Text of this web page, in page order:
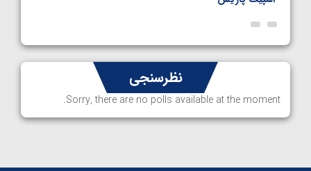
نظرسنجی
Sorry, there are no polls available at the moment.